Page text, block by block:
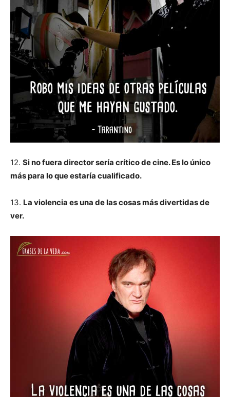
12. Si no fuera director sería crítico de cine. Es lo único
más para lo que estaría cualificado.
13. La violencia es una de las cosas más divertidas de
ver.